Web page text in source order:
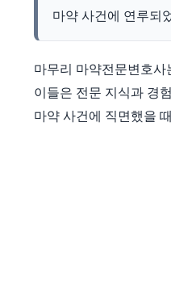
마약 사건에 연루되
마무리 마약전문변호
이들은 전문 지식과 경
마약 사건에 직면했을